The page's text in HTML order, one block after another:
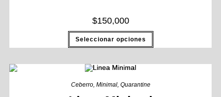
$150,000
Seleccionar opciones
Ceberro, Minimal, Quarantine